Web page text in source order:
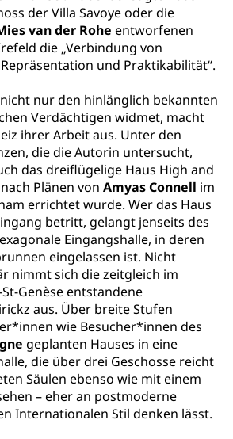
der Villa Savoye oder die
van der Rohe entworfenen
die „Verbindung von
und Praktikabilität“.
nur den hinlänglich bekannten
Verdächtigen widmet, macht
ihrer Arbeit aus. Unter den
die die Autorin untersucht,
das dreiflügelige Haus High and
Plänen von Amyas Connell im
errichtet wurde. Wer das Haus
betritt, gelangt jenseits des
Eingangshalle, in deren
eingelassen ist. Nicht
nimmt sich die zeitgleich im
Genèse entstandene
aus. Über breite Stufen
wie Besucher*innen des
geplanten Hauses in eine
die über drei Geschosse reicht
Säulen ebenso wie mit einem
– eher an postmoderne
Internationalen Stil denken lässt.